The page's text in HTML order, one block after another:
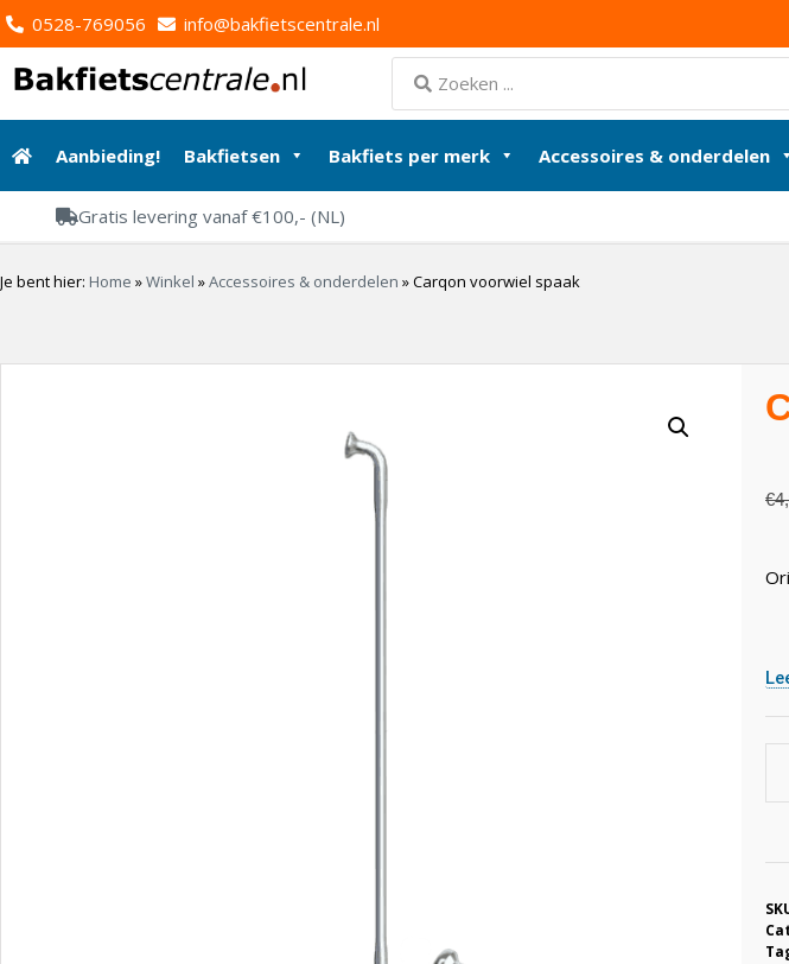
0528-769056 info@bakfietscentrale.nl
Aanbieding! Bakfietsen Bakfiets per merk Accessoires & onderdelen
Gratis levering vanaf €100,- (NL)
Je bent hier: Home »Winkel »Accessoires & onderdelen »Carqon voorwiel spaak
€